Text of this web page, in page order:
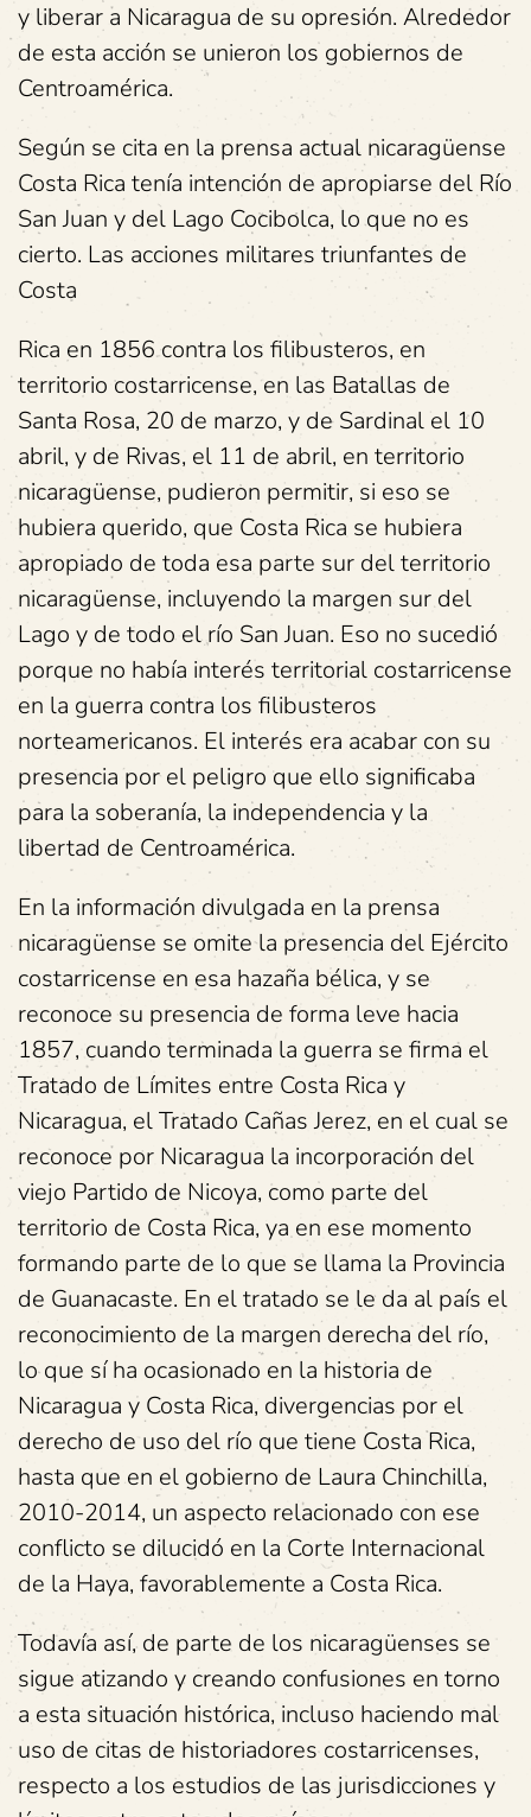
y liberar a Nicaragua de su opresión. Alrededor
de esta acción se unieron los gobiernos de
Centroamérica.
Según se cita en la prensa actual nicaragüense
Costa Rica tenía intención de apropiarse del Río
San Juan y del Lago Cocibolca, lo que no es
cierto. Las acciones militares triunfantes de
Costa
Rica en 1856 contra los filibusteros, en
territorio costarricense, en las Batallas de
Santa Rosa, 20 de marzo, y de Sardinal el 10
abril, y de Rivas, el 11 de abril, en territorio
nicaragüense, pudieron permitir, si eso se
hubiera querido, que Costa Rica se hubiera
apropiado de toda esa parte sur del territorio
nicaragüense, incluyendo la margen sur del
Lago y de todo el río San Juan. Eso no sucedió
porque no había interés territorial costarricense
en la guerra contra los filibusteros
norteamericanos. El interés era acabar con su
presencia por el peligro que ello significaba
para la soberanía, la independencia y la
libertad de Centroamérica.
En la información divulgada en la prensa
nicaragüense se omite la presencia del Ejército
costarricense en esa hazaña bélica, y se
reconoce su presencia de forma leve hacia
1857, cuando terminada la guerra se firma el
Tratado de Límites entre Costa Rica y
Nicaragua, el Tratado Cañas Jerez, en el cual se
reconoce por Nicaragua la incorporación del
viejo Partido de Nicoya, como parte del
territorio de Costa Rica, ya en ese momento
formando parte de lo que se llama la Provincia
de Guanacaste. En el tratado se le da al país el
reconocimiento de la margen derecha del río,
lo que sí ha ocasionado en la historia de
Nicaragua y Costa Rica, divergencias por el
derecho de uso del río que tiene Costa Rica,
hasta que en el gobierno de Laura Chinchilla,
2010-2014, un aspecto relacionado con ese
conflicto se dilucidó en la Corte Internacional
de la Haya, favorablemente a Costa Rica.
Todavía así, de parte de los nicaragüenses se
sigue atizando y creando confusiones en torno
a esta situación histórica, incluso haciendo mal
uso de citas de historiadores costarricenses,
respecto a los estudios de las jurisdicciones y